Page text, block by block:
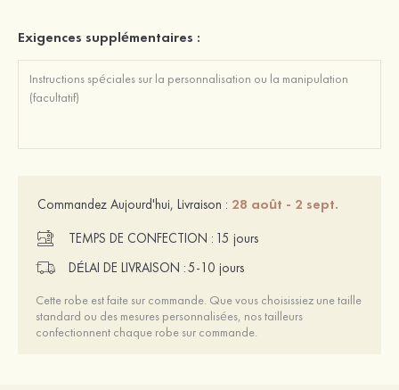
Exigences supplémentaires :
Commandez Aujourd'hui, Livraison : 28 août - 2 sept.
TEMPS DE CONFECTION : 15 jours
DÉLAI DE LIVRAISON :5-10 jours
Cette robe est faite sur commande. Que vous choisissiez une taille
standard ou des mesures personnalisées, nos tailleurs
confectionnent chaque robe sur commande.